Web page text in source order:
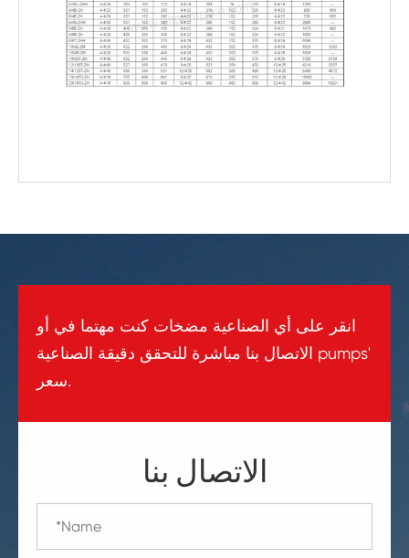
انقر على أي الصناعية مضخات كنت مهتما في أو
الاتصال بنا مباشرة للتحقق دقيقة الصناعية pumps'
سعر.
الاتصال بنا